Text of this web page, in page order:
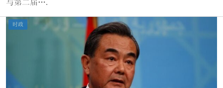
与第二届….
时政